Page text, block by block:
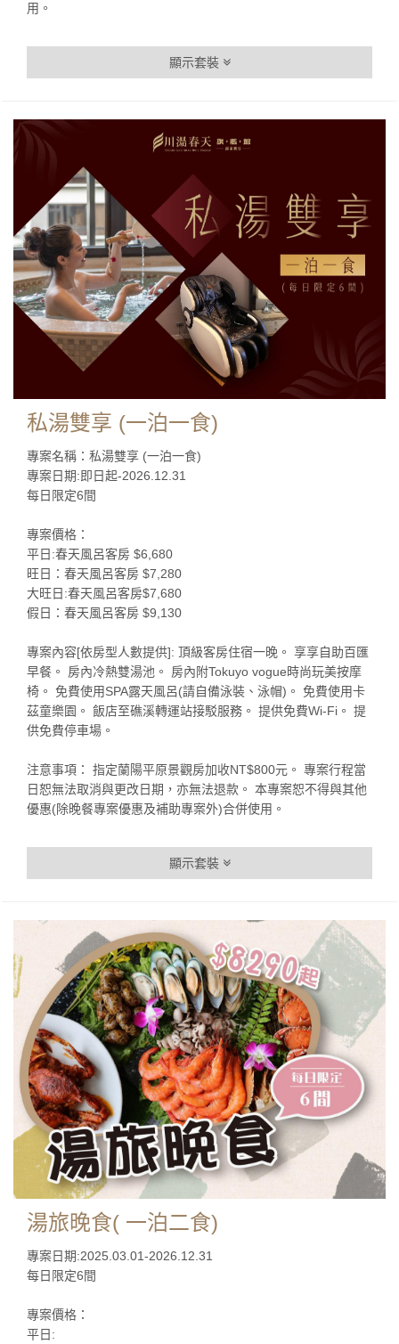
用。
顯示套裝
私湯雙享 (一泊一食)
專案名稱：私湯雙享 (一泊一食)
專案日期:即日起-2026.12.31
每日限定6間
專案價格：
平日:春天風呂客房 $6,680
旺日：春天風呂客房 $7,280
大旺日:春天風呂客房$7,680
假日：春天風呂客房 $9,130
專案內容[依房型人數提供]: 頂級客房住宿一晚。 享享自助百匯
早餐。 房內冷熱雙湯池。 房內附Tokuyo vogue時尚玩美按摩
椅。 免費使用SPA露天風呂(請自備泳裝、泳帽)。 免費使用卡
茲童樂園。 飯店至礁溪轉運站接駁服務。 提供免費Wi-Fi。 提
供免費停車場。
注意事項： 指定蘭陽平原景觀房加收NT$800元。 專案行程當
日恕無法取消與更改日期，亦無法退款。 本專案恕不得與其他
優惠(除晚餐專案優惠及補助專案外)合併使用。
顯示套裝
湯旅晚食( 一泊二食)
專案日期:2025.03.01-2026.12.31
每日限定6間
專案價格：
平日: